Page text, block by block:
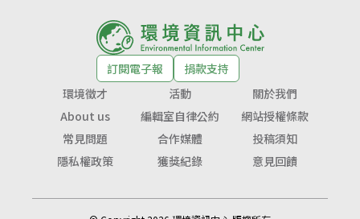
訂閱電子報
捐款支持
環境徵才
活動
關於我們
About us
編輯室自律公約
網站授權條款
常見問題
合作媒體
投稿須知
隱私權政策
獲獎紀錄 意見回饋